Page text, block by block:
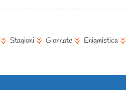
Stagioni Giornate Enigmistica